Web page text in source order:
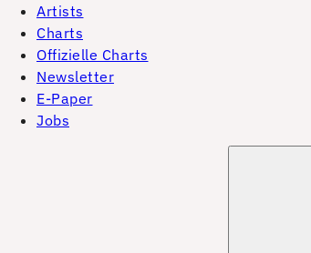
Artists
Charts
Offizielle Charts
Newsletter
E-Paper
Jobs